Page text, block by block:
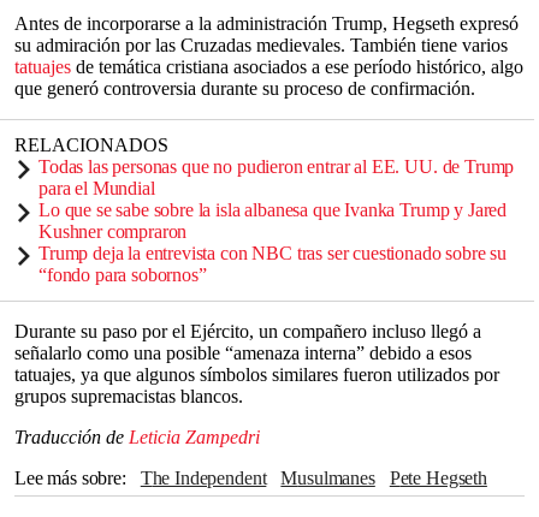
Antes de incorporarse a la administración Trump, Hegseth expresó
su admiración por las Cruzadas medievales. También tiene varios
tatuajes de temática cristiana asociados a ese período histórico, algo
que generó controversia durante su proceso de confirmación.
RELACIONADOS
Todas las personas que no pudieron entrar al EE. UU. de Trump
para el Mundial
Lo que se sabe sobre la isla albanesa que Ivanka Trump y Jared
Kushner compraron
Trump deja la entrevista con NBC tras ser cuestionado sobre su
“fondo para sobornos”
Durante su paso por el Ejército, un compañero incluso llegó a
señalarlo como una posible “amenaza interna” debido a esos
tatuajes, ya que algunos símbolos similares fueron utilizados por
grupos supremacistas blancos.
Traducción de Leticia Zampedri
Lee más sobre
The Independent Musulmanes
Pete Hegseth